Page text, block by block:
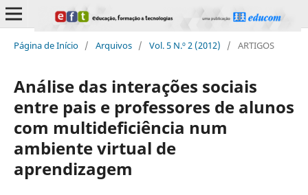
Página de Início / Arquivos / Vol. 5 N.º 2 (2012) / ARTIGOS
Análise das interações sociais
entre pais e professores de alunos
com multideficiência num
ambiente virtual de
aprendizagem